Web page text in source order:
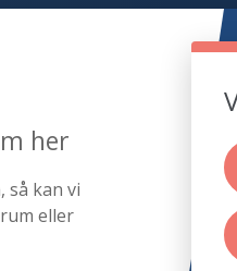
her
så kan vi
eller